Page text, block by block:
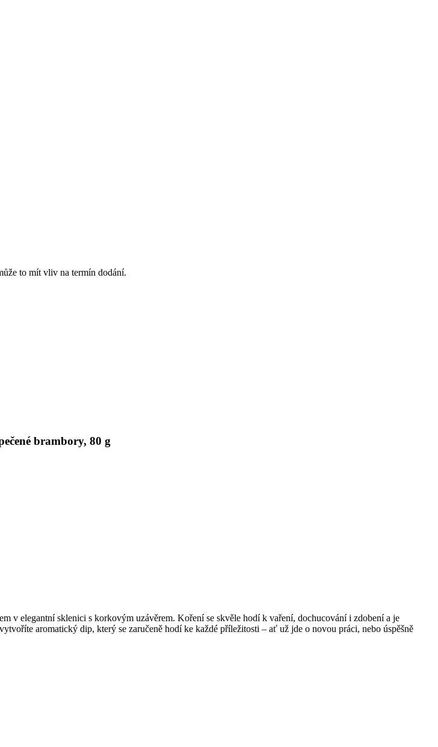
to mít vliv na termín dodání.
brambory, 80 g
v elegantní sklenici s korkovým uzávěrem. Koření se skvěle hodí k vaření, dochucování i zdobení a je
aromatický dip, který se zaručeně hodí ke každé příležitosti – ať už jde o novou práci, nebo úspěšně